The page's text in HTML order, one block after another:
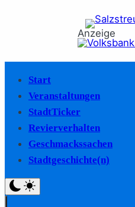
Anzeige
Start
Veranstaltungen
StadtTicker
Revierverhalten
Geschmackssachen
Stadtgeschichte(n)